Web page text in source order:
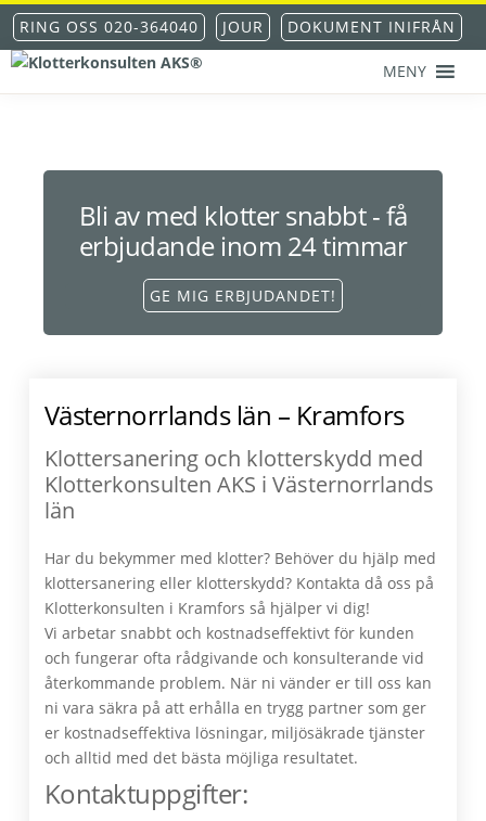
Hoppa
till
huvudnavigering
Hoppa
till
huvudinnehåll
Hoppa
till
det
Hoppa
till
sidfot
RING OSS 020-364040 JOUR DOKUMENT INIFRÅN
MENY
Bli av med klotter snabbt - få
erbjudande inom 24 timmar
GE MIG ERBJUDANDET!
Västernorrlands län – Kramfors
Klottersanering och klotterskydd med
Klotterkonsulten AKS i Västernorrlands
län
Har du bekymmer med klotter? Behöver du hjälp med
klottersanering eller klotterskydd? Kontakta då oss på
Klotterkonsulten i Kramfors så hjälper vi dig!
Vi arbetar snabbt och kostnadseffektivt för kunden
och fungerar ofta rådgivande och konsulterande vid
återkommande problem. När ni vänder er till oss kan
ni vara säkra på att erhålla en trygg partner som ger
er kostnadseffektiva lösningar, miljösäkrade tjänster
och alltid med det bästa möjliga resultatet.
Kontaktuppgifter: